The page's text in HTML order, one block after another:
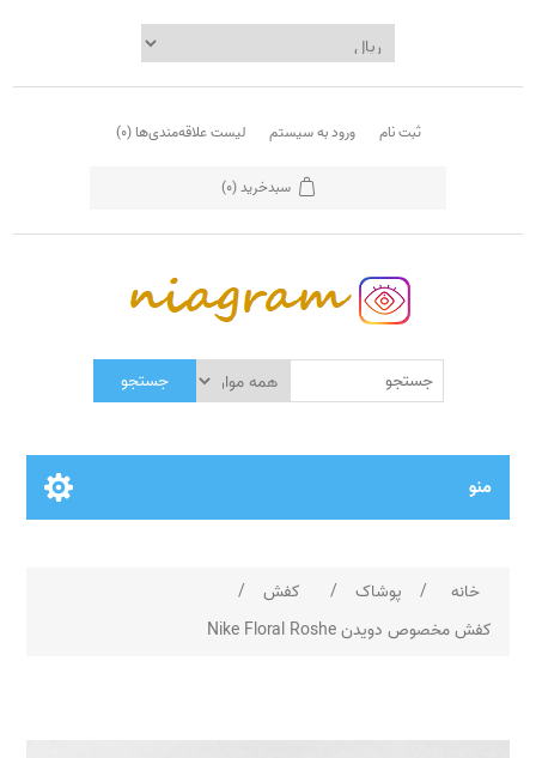
ثبت نام ورود به سیستم لیست علاقه‌مندی‌ها (0)
سبدخرید(0)
جستجو
منو
خانه / پوشاک / کفش
/
کفش مخصوص دویدن Nike Floral Roshe